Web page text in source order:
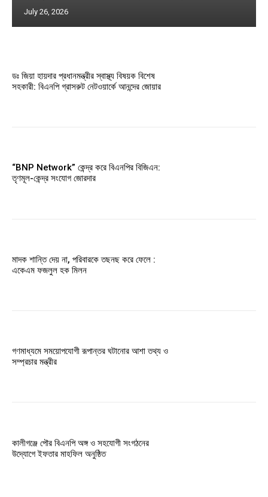
July 26, 2026
ডঃ জিয়া হায়দার প্রধানমন্ত্রীর স্বাস্থ্য বিষয়ক বিশেষ
সহকারী: বিএনপি গ্রাসরুট নেটওয়ার্কে আনন্দের জোয়ার
“BNP Network” কেন্দ্র করে বিএনপির বিজিএন:
তৃণমূল-কেন্দ্র সংযোগ জোরদার
মাদক শান্তি দেয় না, পরিবারকে তছনছ করে ফেলে :
একেএম ফজলুল হক মিলন
গণমাধ্যমে সময়োপযোগী রূপান্তর ঘটানোর আশা তথ্য ও
সম্প্রচার মন্ত্রীর
কালীগঞ্জে পৌর বিএনপি অঙ্গ ও সহযোগী সংগঠনের
উদ্যোগে ইফতার মাহফিল অনুষ্ঠিত